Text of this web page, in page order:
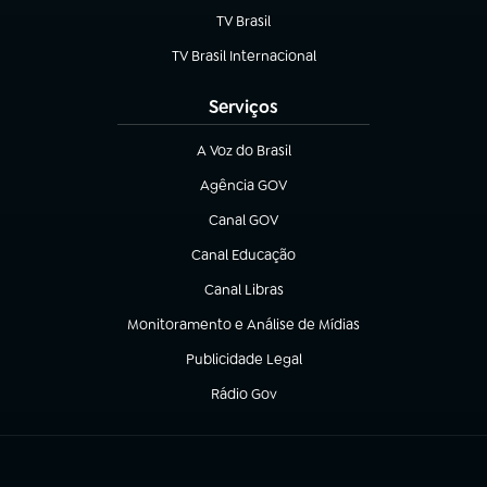
TV Brasil
(abre em nova aba)
TV Brasil Internacional
(abre em nova aba)
Serviços
A Voz do Brasil
(abre em nova aba)
Agência GOV
(abre em nova aba)
Canal GOV
(abre em nova aba)
Canal Educação
(abre em nova aba)
Canal Libras
(abre em nova aba)
Monitoramento e Análise de Mídias
(abre em nova aba)
Publicidade Legal
(abre em nova aba)
Rádio Gov
(abre em nova aba)